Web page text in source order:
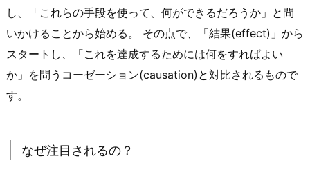
し、「これらの手段を使って、何ができるだろうか」と問
いかけることから始める。 その点で、「結果(effect)」から
スタートし、「これを達成するためには何をすればよい
か」を問う コーゼーション(causation) と対比されるもので
す。
なぜ注目されるの？